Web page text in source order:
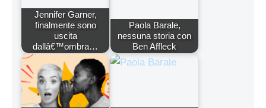
Jennifer Garner,
finalmente sono
uscita
dallâ€™ombra…
Paola Barale,
nessuna storia con
Ben Affleck